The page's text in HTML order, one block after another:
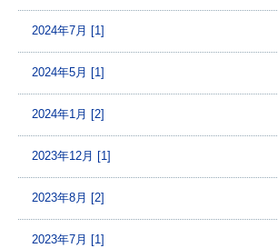
2024年7月 [1]
2024年5月 [1]
2024年1月 [2]
2023年12月 [1]
2023年8月 [2]
2023年7月 [1]